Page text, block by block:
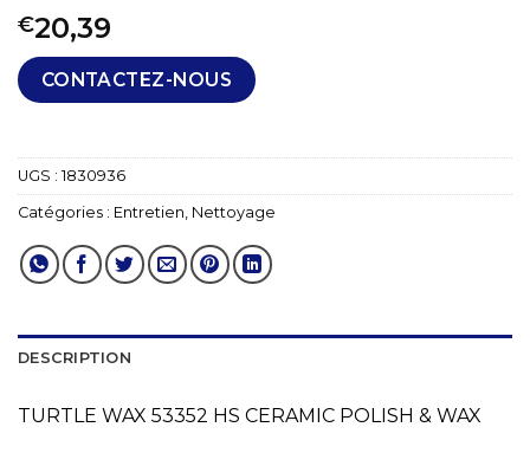
€20,39
CONTACTEZ-NOUS
UGS : 1830936
Catégories : Entretien Nettoyage
DESCRIPTION
TURTLE WAX 53352 HS CERAMIC POLISH & WAX